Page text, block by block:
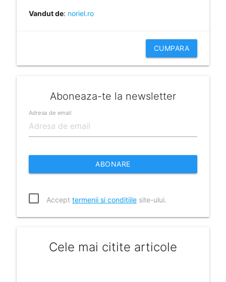
Vandut de: noriel.ro
CUMPARA
Aboneaza-te la newsletter
Adresa de email
ABONARE
Accept termenii si conditiilesite-ului.
Cele mai citite articole